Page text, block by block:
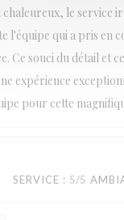
le service
l'équipe qui a pris
Ce souci du détail
expérience
pour cette magnifique
SERVICE : 5/5